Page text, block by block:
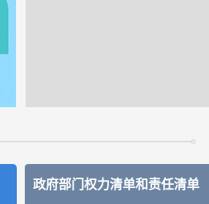
政府部门权力清单和责任清单